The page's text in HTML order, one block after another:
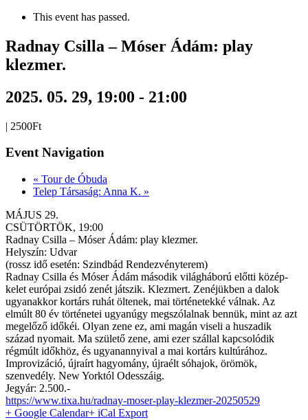
This event has passed.
Radnay Csilla – Móser Ádám: play
klezmer.
2025. 05. 29, 19:00 - 21:00
| 2500Ft
Event Navigation
« Tour de Óbuda
Telep Társaság: Anna K. »
MÁJUS 29.
CSÜTÖRTÖK, 19:00
Radnay Csilla – Móser Ádám: play klezmer.
Helyszín: Udvar
(rossz idő esetén: Szindbád Rendezvényterem)
Radnay Csilla és Móser Ádám második világháború előtti közép-
kelet európai zsidó zenét játszik. Klezmert. Zenéjükben a dalok
ugyanakkor kortárs ruhát öltenek, mai történetekké válnak. Az
elmúlt 80 év történetei ugyanúgy megszólalnak bennük, mint az azt
megelőző időkéi. Olyan zene ez, ami magán viseli a huszadik
század nyomait. Ma születő zene, ami ezer szállal kapcsolódik
régmúlt időkhöz, és ugyanannyival a mai kortárs kultúrához.
Improvizáció, újraírt hagyomány, újraélt sóhajok, örömök,
szenvedély. New Yorktól Odesszáig.
Jegyár: 2.500.-
https://www.tixa.hu/radnay-moser-play-klezmer-20250529
+ Google Calendar+ iCal Export